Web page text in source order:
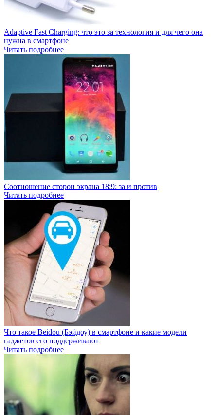
Adaptive Fast Charging: что это за технология и для чего она
нужна в смартфоне
Читать подробнее
Соотношение сторон экрана 18:9: за и против
Читать подробнее
Что такое Beidou (Бэйдоу) в смартфоне и какие модели
гаджетов его поддерживают
Читать подробнее